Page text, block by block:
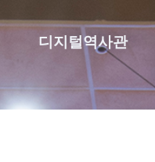
디지털역사관